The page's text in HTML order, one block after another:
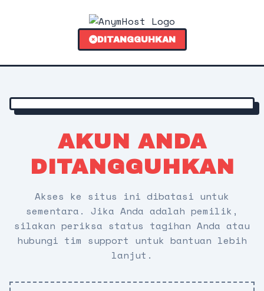
DITANGGUHKAN
AKUN ANDA
DITANGGUHKAN
Akses ke situs ini dibatasi untuk
sementara. Jika Anda adalah pemilik,
silakan periksa status tagihan Anda atau
hubungi tim support untuk bantuan lebih
lanjut.